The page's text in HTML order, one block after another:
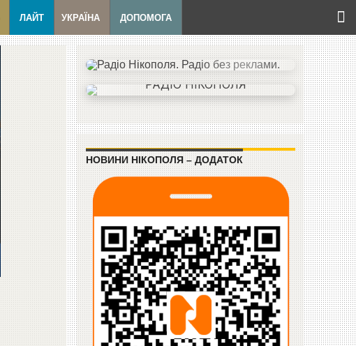
ЛАЙТ УКРАЇНА ДОПОМОГА
НОВИНИ НІКОПОЛЯ – ДОДАТОК